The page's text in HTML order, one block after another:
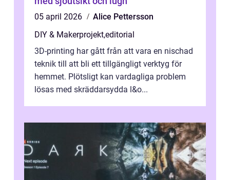
05 april 2026
Alice Pettersson
DIY & Makerprojekt,editorial
3D-printing har gått från att vara en nischad
teknik till att bli ett tillgängligt verktyg för
hemmet. Plötsligt kan vardagliga problem
lösas med skräddarsydda l&o...